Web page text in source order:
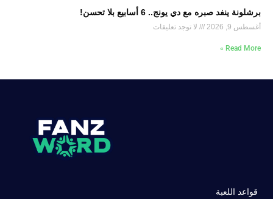
برشلونة ينفد صبره مع دي يونج.. 6 أسابيع بلا تحسن!
أغسطس 9, 2026 لا توجد تعليقات
Read More »
قواعد اللعبة